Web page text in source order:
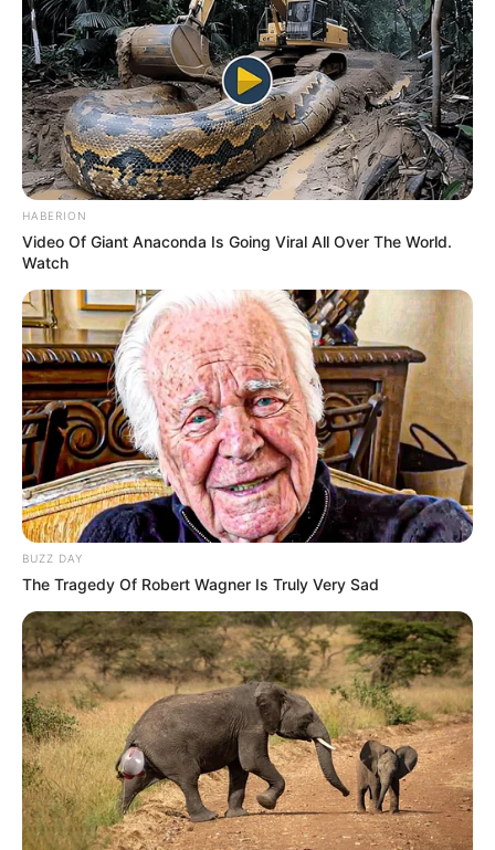
HABERION
Video Of Giant Anaconda Is Going Viral All Over The World.
Watch
BUZZ DAY
The Tragedy Of Robert Wagner Is Truly Very Sad